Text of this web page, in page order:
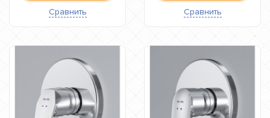
Сравнить Сравнить